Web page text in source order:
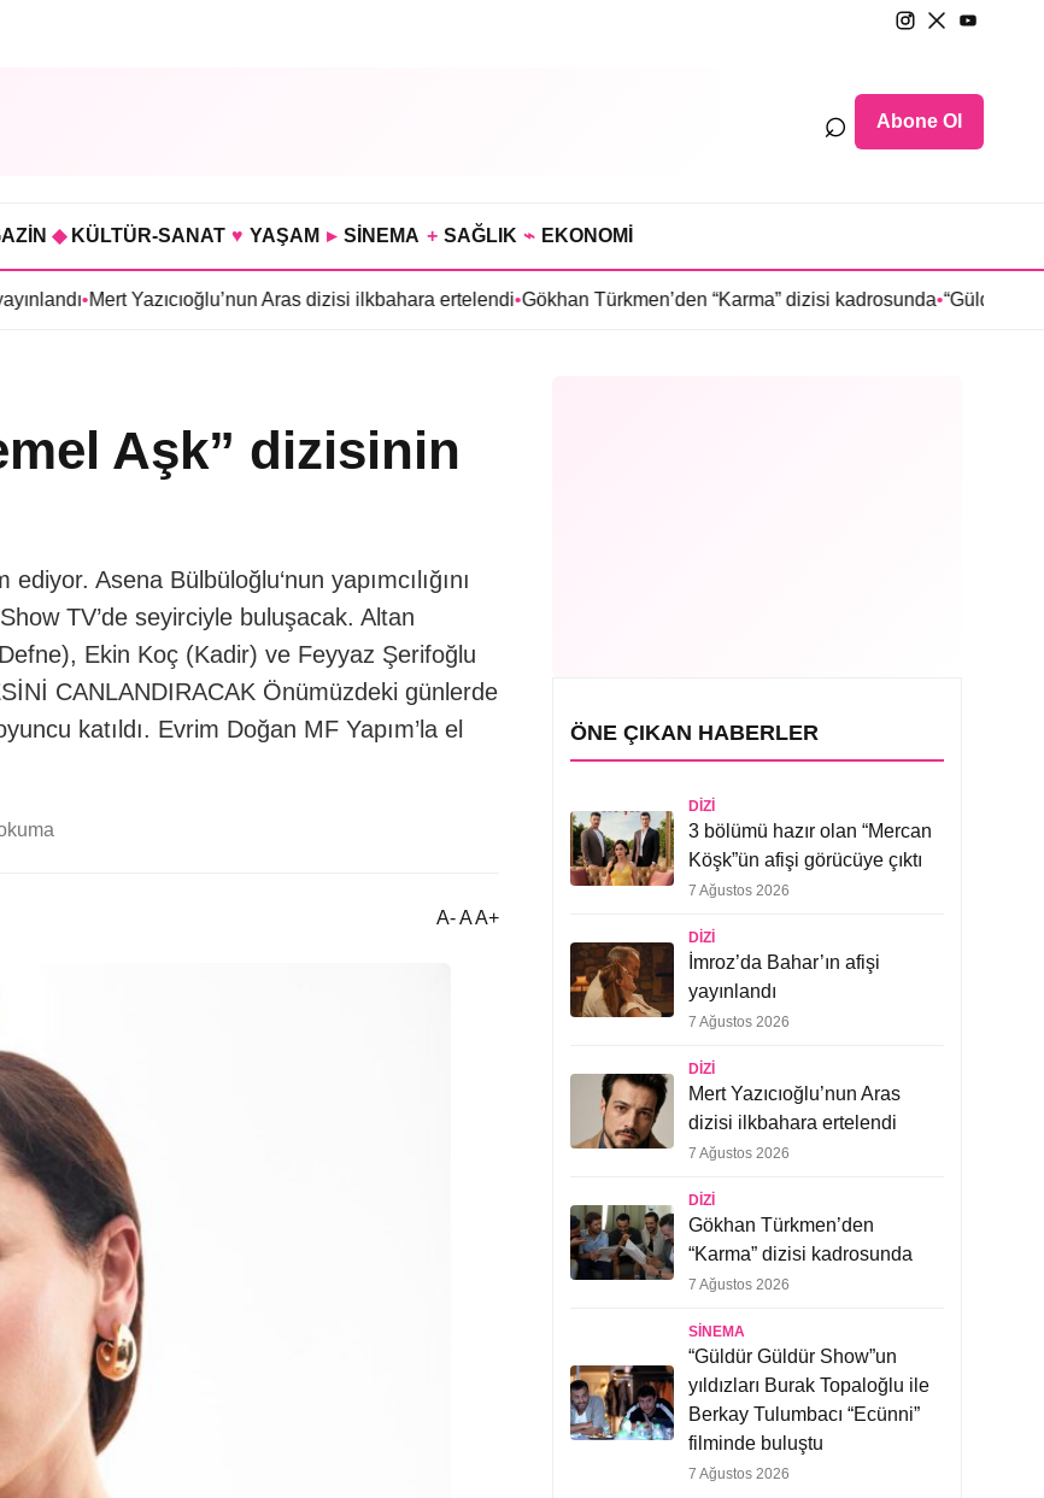
⌕ Abone Ol
◆ KÜLTÜR-SANAT ♥ YAŞAM ▸ SİNEMA + SAĞLIK ⌁ EKONOMİ
Mert Yazıcıoğlu’nun Aras dizisi ilkbahara ertelendi• Gökhan Türkmen’den “Karma” dizisi kadrosunda•“Güldür Güldür
Aşk” dizisinin
Asena Bülbüloğlu‘nun yapımcılığını
TV’de seyirciyle buluşacak. Altan
Ekin Koç (Kadir) ve Feyyaz Şerifoğlu
CANLANDIRACAK Önümüzdeki günlerde
katıldı. Evrim Doğan MF Yapım’la el
A- A A+
ÖNE ÇIKAN HABERLER
DIZI
3 bölümü hazır olan “Mercan
Köşk”ün afişi görücüye çıktı
7 Ağustos 2026
DIZI
İmroz’da Bahar’ın afişi
yayınlandı
7 Ağustos 2026
DIZI
Mert Yazıcıoğlu’nun Aras
dizisi ilkbahara ertelendi
7 Ağustos 2026
DIZI
Gökhan Türkmen’den
“Karma” dizisi kadrosunda
7 Ağustos 2026
SINEMA
“Güldür Güldür Show”un
yıldızları Burak Topaloğlu ile
Berkay Tulumbacı “Ecünni”
filminde buluştu
7 Ağustos 2026